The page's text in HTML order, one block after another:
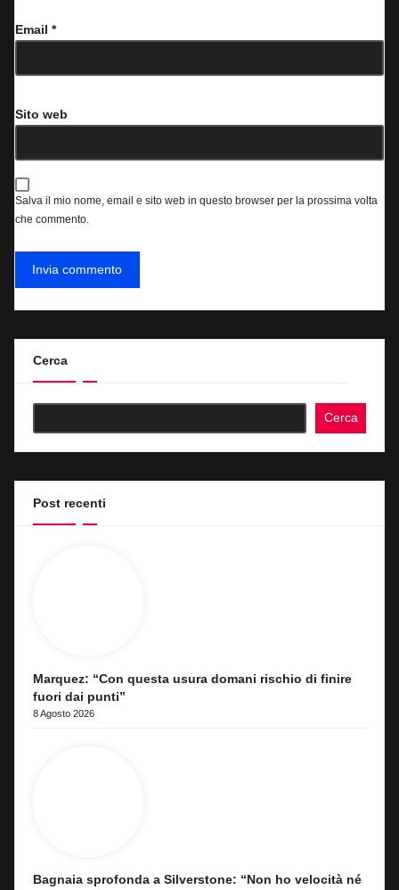
Email *
Sito web
Salva il mio nome, email e sito web in questo browser per la prossima volta
che commento.
Cerca
Cerca
Post recenti
Marquez: “Con questa usura domani rischio di finire
fuori dai punti”
8 Agosto 2026
Bagnaia sprofonda a Silverstone: “Non ho velocità né